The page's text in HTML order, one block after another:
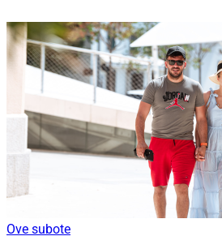
Ove subote